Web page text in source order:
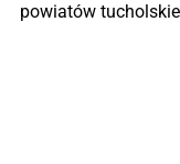
powiatów